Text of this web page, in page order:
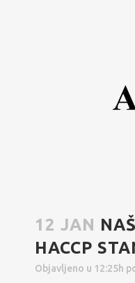
12 JAN
HACCP
Objavljeno u 12:25h